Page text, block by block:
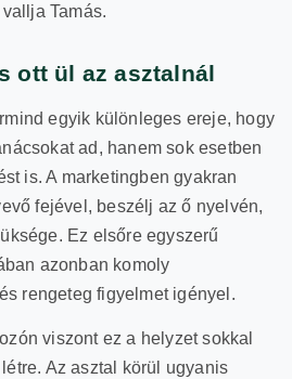
Tamás.
ott ül az asztalnál
egyik különleges ereje, hogy
ad, hanem sok esetben
is. A marketingben gyakran
fejével, beszélj az ő nyelvén,
Ez elsőre egyszerű
azonban komoly
rengeteg figyelmet igényel.
viszont ez a helyzet sokkal
Az asztal körül ugyanis